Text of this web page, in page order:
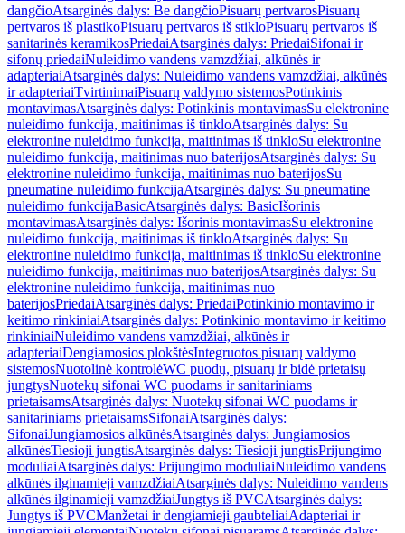
dangčioAtsarginės dalys: Be dangčioPisuarų pertvarosPisuarų
pertvaros iš plastikoPisuarų pertvaros iš stikloPisuarų pertvaros iš
sanitarinės keramikosPriedaiAtsarginės dalys: PriedaiSifonai ir
sifonų priedaiNuleidimo vandens vamzdžiai, alkūnės ir
adapteriaiAtsarginės dalys: Nuleidimo vandens vamzdžiai, alkūnės
ir adapteriaiTvirtinimaiPisuarų valdymo sistemosPotinkinis
montavimasAtsarginės dalys: Potinkinis montavimasSu elektronine
nuleidimo funkcija, maitinimas iš tinkloAtsarginės dalys: Su
elektronine nuleidimo funkcija, maitinimas iš tinkloSu elektronine
nuleidimo funkcija, maitinimas nuo baterijosAtsarginės dalys: Su
elektronine nuleidimo funkcija, maitinimas nuo baterijosSu
pneumatine nuleidimo funkcijaAtsarginės dalys: Su pneumatine
nuleidimo funkcijaBasicAtsarginės dalys: BasicIšorinis
montavimasAtsarginės dalys: Išorinis montavimasSu elektronine
nuleidimo funkcija, maitinimas iš tinkloAtsarginės dalys: Su
elektronine nuleidimo funkcija, maitinimas iš tinkloSu elektronine
nuleidimo funkcija, maitinimas nuo baterijosAtsarginės dalys: Su
elektronine nuleidimo funkcija, maitinimas nuo
baterijosPriedaiAtsarginės dalys: PriedaiPotinkinio montavimo ir
keitimo rinkiniaiAtsarginės dalys: Potinkinio montavimo ir keitimo
rinkiniaiNuleidimo vandens vamzdžiai, alkūnės ir
adapteriaiDengiamosios plokštėsIntegruotos pisuarų valdymo
sistemosNuotolinė kontrolėWC puodų, pisuarų ir bidė prietaisų
jungtysNuotekų sifonai WC puodams ir sanitariniams
prietaisamsAtsarginės dalys: Nuotekų sifonai WC puodams ir
sanitariniams prietaisamsSifonaiAtsarginės dalys:
SifonaiJungiamosios alkūnėsAtsarginės dalys: Jungiamosios
alkūnėsTiesioji jungtisAtsarginės dalys: Tiesioji jungtisPrijungimo
moduliaiAtsarginės dalys: Prijungimo moduliaiNuleidimo vandens
alkūnės ilginamieji vamzdžiaiAtsarginės dalys: Nuleidimo vandens
alkūnės ilginamieji vamzdžiaiJungtys iš PVCAtsarginės dalys:
Jungtys iš PVCManžetai ir dengiamieji gaubteliaiAdapteriai ir